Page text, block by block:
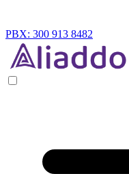
PBX: 300 913 8482